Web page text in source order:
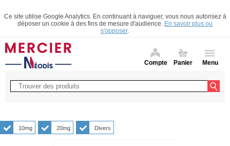
Ce site utilise Google Analytics. En continuant à naviguer, vous nous autorisez à
déposer un cookie à des fins de mesure d'audience. En savoir plus ou
s'opposer.
Compte Panier Menu
10mg 20mg Divers